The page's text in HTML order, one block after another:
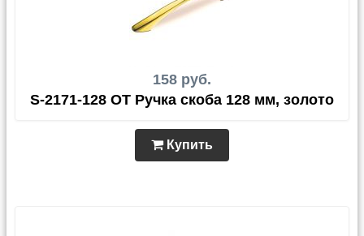
158 руб.
S-2171-128 OT Ручка скоба 128 мм, золото
Купить